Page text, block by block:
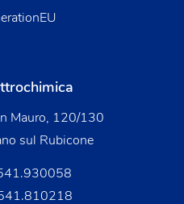
Mauro, 120/130
sul Rubicone